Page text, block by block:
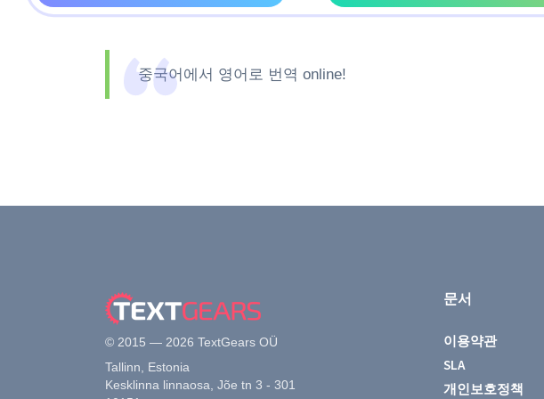
중국어에서 영어로 번역 online!
© 2015 — 2026 TextGears OÜ
Tallinn, Estonia
Kesklinna linnaosa, Jõe tn 3 - 301
문서
이용약관
SLA
개인보호정책